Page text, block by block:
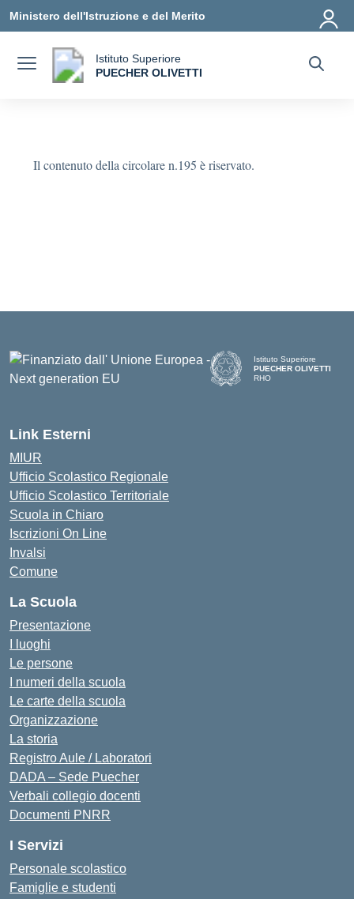
Ministero dell'Istruzione e del Merito
Istituto Superiore
PUECHER OLIVETTI
Il contenuto della circolare n.195 è riservato.
Istituto Superiore
PUECHER OLIVETTI
RHO
Link Esterni
MIUR
Ufficio Scolastico Regionale
Ufficio Scolastico Territoriale
Scuola in Chiaro
Iscrizioni On Line
Invalsi
Comune
La Scuola
Presentazione
I luoghi
Le persone
I numeri della scuola
Le carte della scuola
Organizzazione
La storia
Registro Aule / Laboratori
DADA – Sede Puecher
Verbali collegio docenti
Documenti PNRR
I Servizi
Personale scolastico
Famiglie e studenti